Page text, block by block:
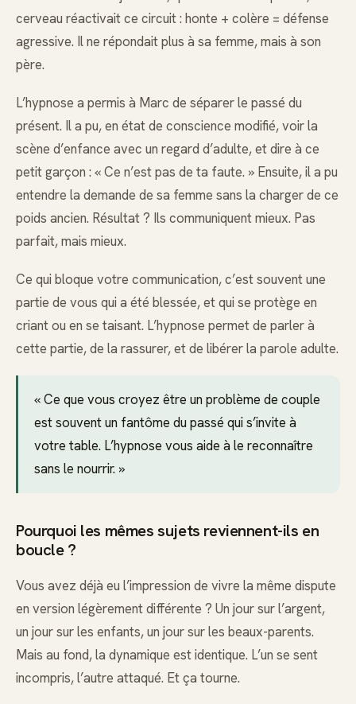
cerveau réactivait ce circuit : honte + colère = défense
agressive. Il ne répondait plus à sa femme, mais à son
père.
L’hypnose a permis à Marc de séparer le passé du
présent. Il a pu, en état de conscience modifié, voir la
scène d’enfance avec un regard d’adulte, et dire à ce
petit garçon : « Ce n’est pas de ta faute. » Ensuite, il a pu
entendre la demande de sa femme sans la charger de ce
poids ancien. Résultat ? Ils communiquent mieux. Pas
parfait, mais mieux.
Ce qui bloque votre communication, c’est souvent une
partie de vous qui a été blessée, et qui se protège en
criant ou en se taisant. L’hypnose permet de parler à
cette partie, de la rassurer, et de libérer la parole adulte.
« Ce que vous croyez être un problème de couple
est souvent un fantôme du passé qui s’invite à
votre table. L’hypnose vous aide à le reconnaître
sans le nourrir. »
Pourquoi les mêmes sujets reviennent-ils en
boucle ?
Vous avez déjà eu l’impression de vivre la même dispute
en version légèrement différente ? Un jour sur l’argent,
un jour sur les enfants, un jour sur les beaux-parents.
Mais au fond, la dynamique est identique. L’un se sent
incompris, l’autre attaqué. Et ça tourne.